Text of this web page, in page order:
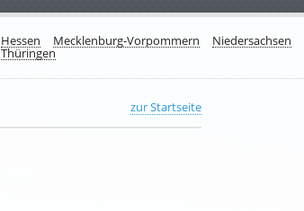
Hessen Mecklenburg-Vorpommern Niedersachsen
Thüringen
zur Startseite